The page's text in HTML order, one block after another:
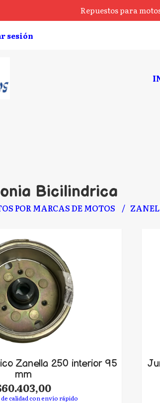
Repuestos para
sesión
Bicilindrica
POR MARCAS DE MOTOS
Zanella 250 interior 95
mm
calidad con envío rápido